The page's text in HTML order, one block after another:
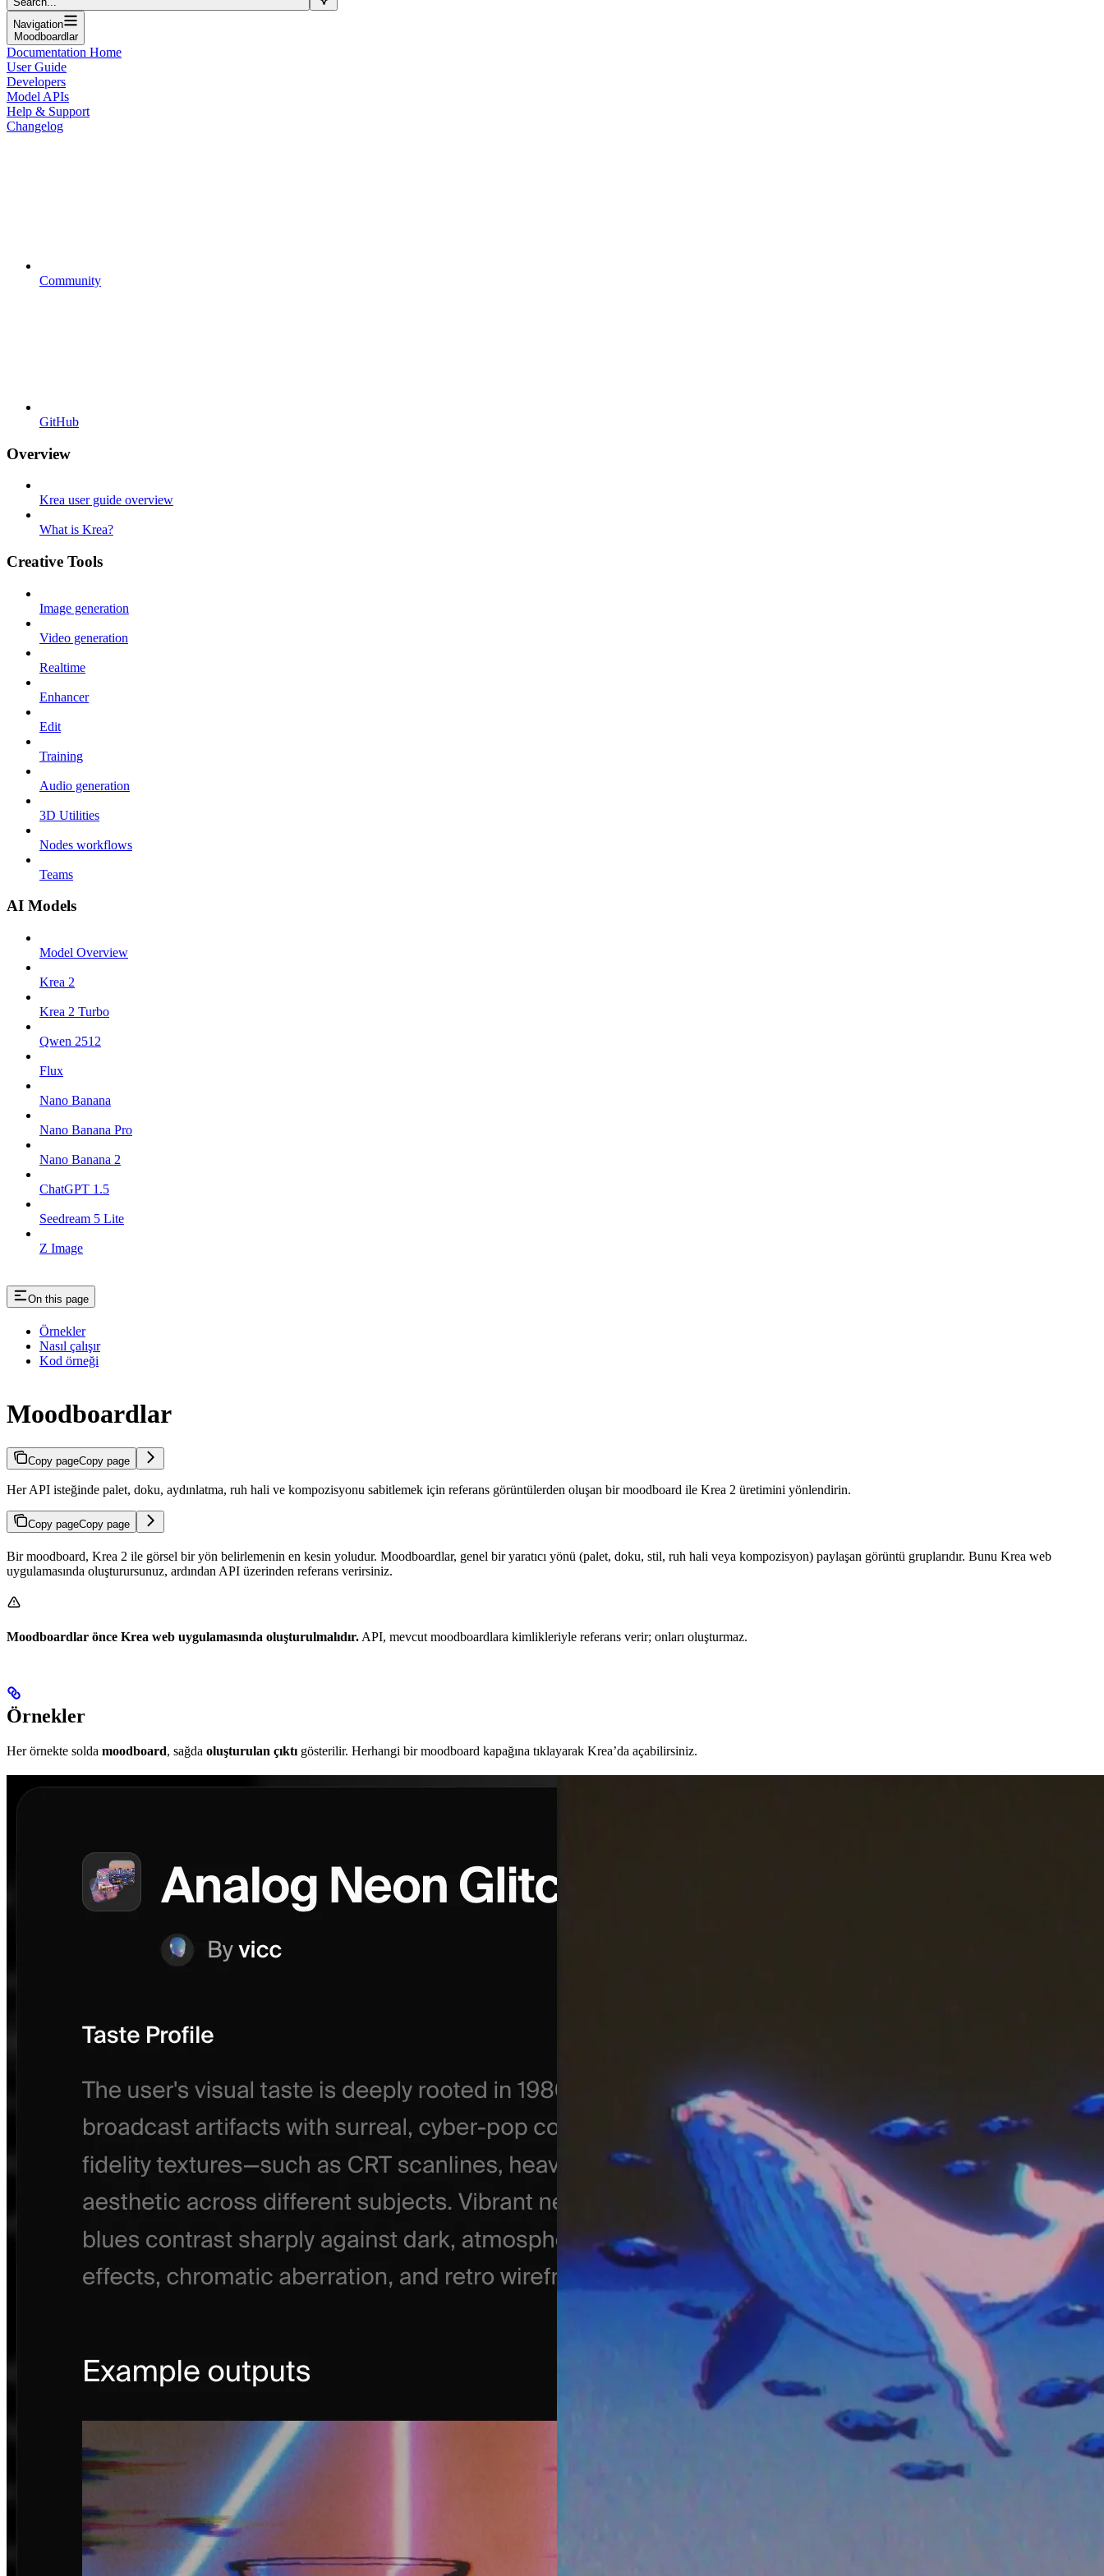
Navigation
Moodboardlar
Documentation Home
User Guide
Developers
Model APIs
Help & Support
Changelog
Community
GitHub
Overview
Krea user guide overview
What is Krea?
Creative Tools
Image generation
Video generation
Realtime
Enhancer
Edit
Training
Audio generation
3D Utilities
Nodes workflows
Teams
AI Models
Model Overview
Krea 2
Krea 2 Turbo
Qwen 2512
Flux
Nano Banana
Nano Banana Pro
Nano Banana 2
ChatGPT 1.5
Seedream 5 Lite
Z Image
On this page
Örnekler
Nasıl çalışır
Kod örneği
Moodboardlar
Copy pageCopy page
Her API isteğinde palet, doku, aydınlatma, ruh hali ve kompozisyonu sabitlemek için referans görüntülerden oluşan bir moodboard ile Krea 2 üretimini yönlendirin.
Copy pageCopy page
Bir moodboard, Krea 2 ile görsel bir yön belirlemenin en kesin yoludur. Moodboardlar, genel bir yaratıcı yönü (palet, doku, stil, ruh hali veya kompozisyon) paylaşan görüntü gruplarıdır. Bunu Krea web
uygulamasında oluşturursunuz, ardından API üzerinden referans verirsiniz.
Moodboardlar önce Krea web uygulamasında oluşturulmalıdır. API, mevcut moodboardlara kimlikleriyle referans verir; onları oluşturmaz.
Örnekler
Her örnekte solda moodboard, sağda oluşturulan çıktı gösterilir. Herhangi bir moodboard kapağına tıklayarak Krea’da açabilirsiniz.